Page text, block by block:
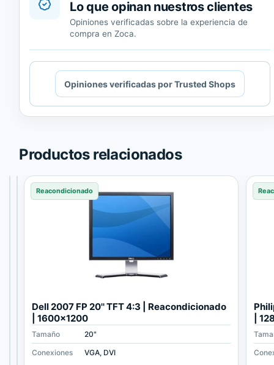
Lo que opinan nuestros clientes
Opiniones verificadas sobre la experiencia de
compra en Zoca.
Cargando
contenido
de
Opiniones verificadas por Trusted Shops
Productos relacionados
Reacondicionado
Tamaño
Conexiones
VGA, DVI
Reacondicionado
m
Tamaño
17"
Conexiones
VGA
Reacondicionado
Dell 2007 FP 20'' TFT 4:3 | Reacondicionado
| 1600x1200
Tamaño
20"
Conexiones
VGA, DVI
|